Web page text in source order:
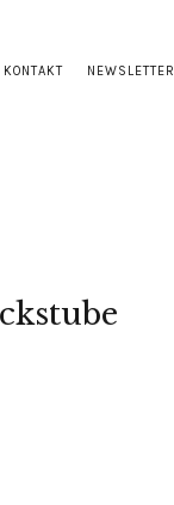
KONTAKT NEWSLETTER